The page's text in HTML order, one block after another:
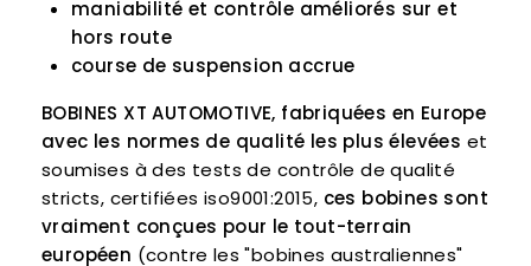
maniabilité et contrôle améliorés sur et
hors route
course de suspension accrue
BOBINES XT AUTOMOTIVE, fabriquées en Europe
avec les normes de qualité les plus élevées et
soumises à des tests de contrôle de qualité
stricts, certifiées iso9001:2015, ces bobines sont
vraiment conçues pour le tout-terrain
européen (contre les "bobines australiennes"